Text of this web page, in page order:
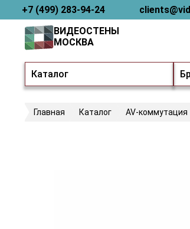
+7 (499) 283-94-24
Каталог
ВИДЕОСТЕНЫ
МОСКВА
Главная Каталог AV-коммутация